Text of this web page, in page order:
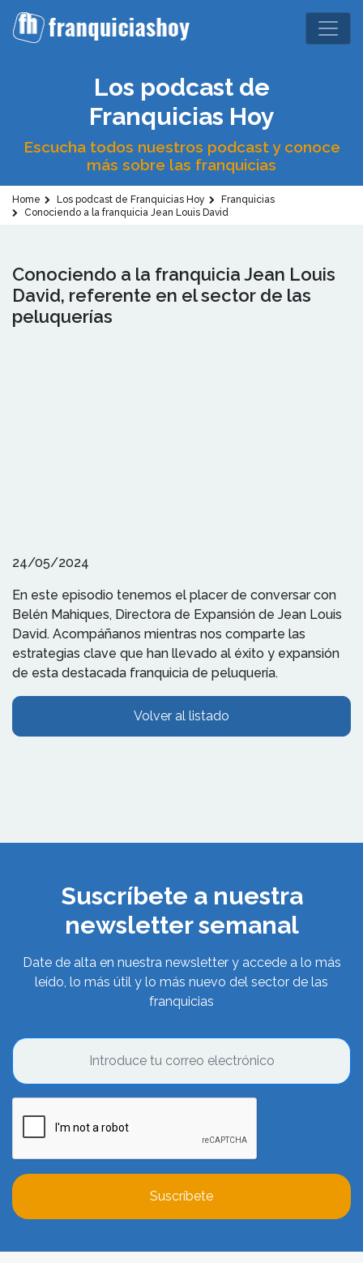
Los podcast de
Franquicias Hoy
Escucha todos nuestros podcast y conoce
más sobre las franquicias
Home Los podcast de Franquicias Hoy
Franquicias
Conociendo a la franquicia Jean Louis David
Conociendo a la franquicia Jean Louis
David, referente en el sector de las
peluquerías
24/05/2024
En este episodio tenemos el placer de conversar con
Belén Mahiques, Directora de Expansión de Jean Louis
David. Acompáñanos mientras nos comparte las
estrategias clave que han llevado al éxito y expansión
de esta destacada franquicia de peluquería.
Volver al listado
Suscríbete a nuestra
newsletter semanal
Date de alta en nuestra newsletter y accede a lo más
leído, lo más útil y lo más nuevo del sector de las
franquicias
Suscríbete